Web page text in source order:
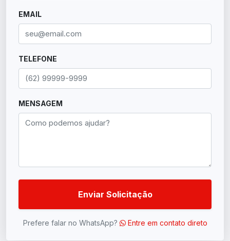
EMAIL
TELEFONE
MENSAGEM
Enviar Solicitação
Prefere falar no WhatsApp? Entre em contato direto